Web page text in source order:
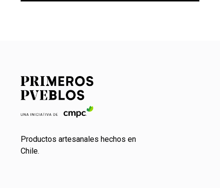
Productos artesanales hechos en
Chile.